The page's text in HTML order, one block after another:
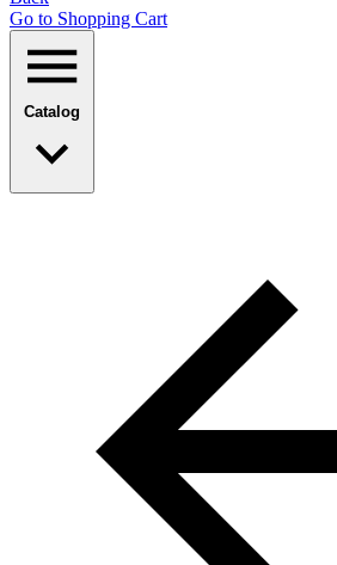
Go to Shopping Сart
Catalog